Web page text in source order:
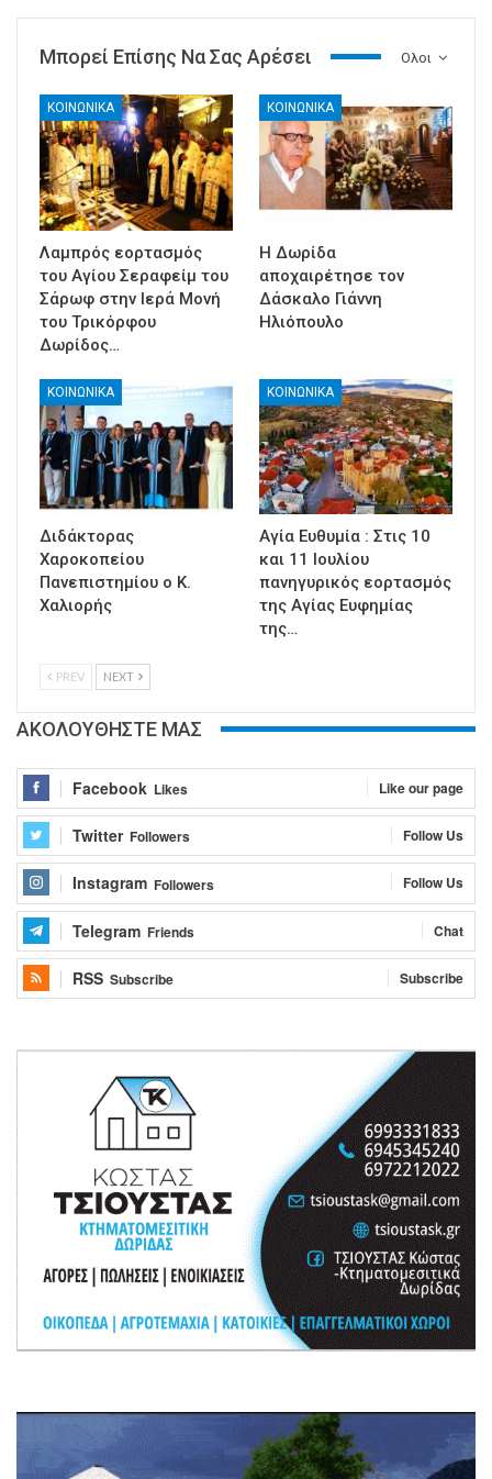
Ολοι
Μπορεί Επίσης Να Σας Αρέσει
ΚΟΙΝΩΝΙΚΑ
Λαμπρός εορτασμός
του Αγίου Σεραφείμ του
Σάρωφ στην Ιερά Μονή
του Τρικόρφου
Δωρίδος…
ΚΟΙΝΩΝΙΚΑ
Η Δωρίδα
αποχαιρέτησε τον
Δάσκαλο Γιάννη
Ηλιόπουλο
ΚΟΙΝΩΝΙΚΑ
Διδάκτορας
Χαροκοπείου
Πανεπιστημίου ο Κ.
Χαλιορής
ΚΟΙΝΩΝΙΚΑ
Αγία Ευθυμία : Στις 10
και 11 Ιουλίου
πανηγυρικός εορτασμός
της Αγίας Ευφημίας
της…
PREV NEXT
ΑΚΟΛΟΥΘΗΣΤΕ ΜΑΣ
Facebook Likes Like our page
Twitter Followers Follow Us
Instagram Followers Follow Us
Telegram Friends Chat
RSS Subscribe Subscribe